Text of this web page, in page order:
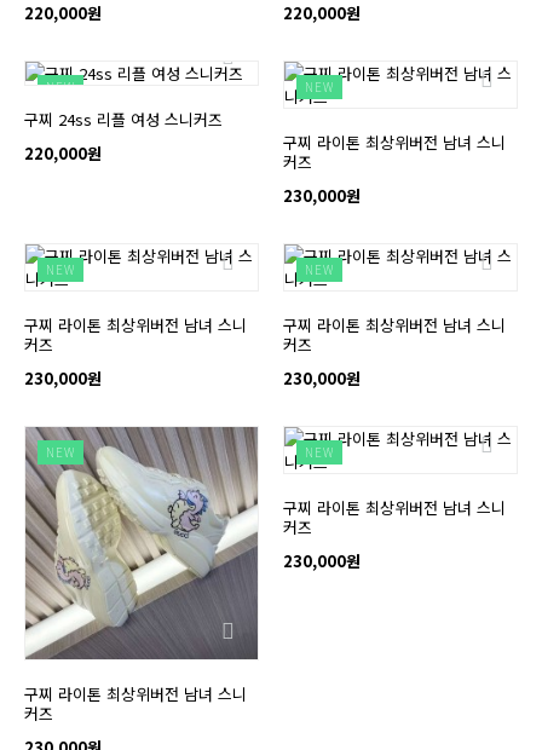
220,000원
220,000원
NEW
구찌 24ss 리플 여성 스니커즈
220,000원
NEW
구찌 라이톤 최상위버전 남녀 스니
커즈
230,000원
NEW
구찌 라이톤 최상위버전 남녀 스니
커즈
230,000원
NEW
구찌 라이톤 최상위버전 남녀 스니
커즈
230,000원
NEW
구찌 라이톤 최상위버전 남녀 스니
커즈
NEW
구찌 라이톤 최상위버전 남녀 스니
커즈
230,000원